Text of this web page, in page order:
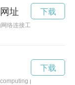
址
络连接工具，有效提升
下载
platform that
下载